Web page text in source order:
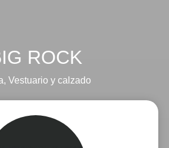
ROCK
, Vestuario y calzado